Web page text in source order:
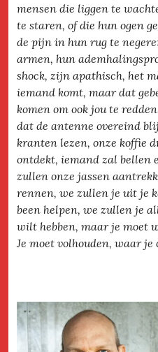
mensen die liggen te
te staren, of die hun ogen
de pijn in hun rug te
armen, hun
shock, zijn apathisch, het
iemand komt, maar dat
komen om ook jou te
dat de antenne overeind
kranten lezen, onze koffie
ontdekt, iemand zal bellen
zullen onze jassen
rennen, we zullen je uit je
been helpen, we zullen je
wilt hebben, maar je moet
Je moet volhouden, waar je